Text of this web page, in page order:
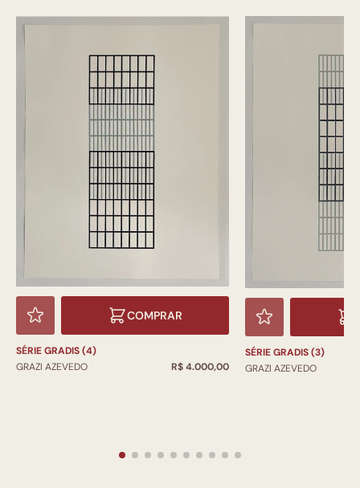
COMPRAR
SÉRIE GRADIS (4)
GRAZI AZEVEDO
R$ 4.000,00
SÉRIE GRADIS (3)
GRAZI AZEVEDO